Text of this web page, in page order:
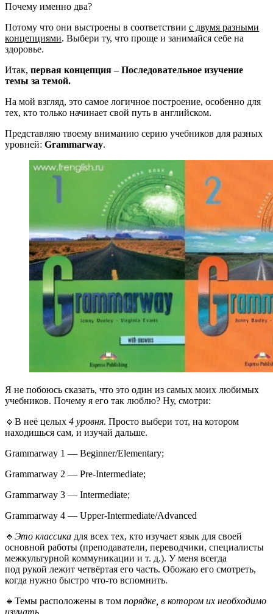
Почему именно два?
Потому что они выстроены в соответствии с двумя разными
концепциями. Выбери ту, что проще и занимайся себе на
здоровье.
Итак, первая концепция – Последовательное изучение
темы за темой.
На мой взгляд, это самое логичное построение, особенно для
тех, кто только начинает свой путь в английском.
Представляю твоему вниманию серию учебников для разных
уровней: Grammarway.
Я не побоюсь сказать, что это один из самых моих любимых
учебников. Почему я его так люблю? Ну, смотри:
🔹В неё целых 4 уровня. Просто выбери тот, на котором
находишься сам, и изучай дальше.
Grammarway 1 — Beginner/Elementary;
Grammarway 2 — Pre‑Intermediate;
Grammarway 3 — Intermediate;
Grammarway 4 — Upper‑Intermediate/Advanced
🔹 Это классика для всех тех, кто изучает язык для своей
основной работы (преподаватели, переводчики, специалисты
межкультурной коммуникации и т. д.). У меня всегда
под рукой лежит четвёртая его часть. Обожаю его смотреть,
когда нужно быстро что‑то вспомнить.
🔹Темы расположены в том порядке, в котором их необходимо
изучать